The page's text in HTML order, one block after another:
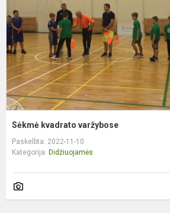
Sėkmė kvadrato varžybose
Paskelbta: 2022-11-10
Kategorija: Didžiuojamės